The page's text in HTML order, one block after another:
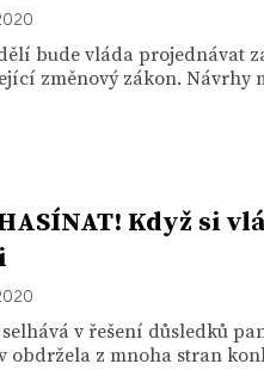
bude vláda projednávat
změnový zákon. Návrhy
Když si
v řešení důsledků
obdržela z mnoha stran